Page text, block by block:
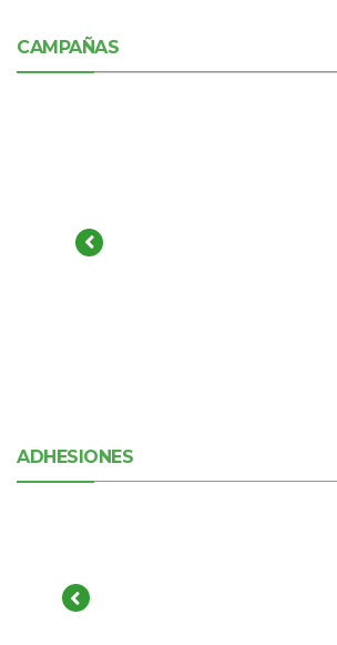
CAMPAÑAS
ADHESIONES